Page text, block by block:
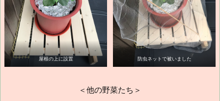
屋根の上に設置 防虫ネットで被いました
＜他の野菜たち＞